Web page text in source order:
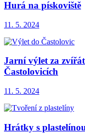
Hurá na pískoviště
11. 5. 2024
Jarní výlet za
Častolovicích
11. 5. 2024
Hrátky s